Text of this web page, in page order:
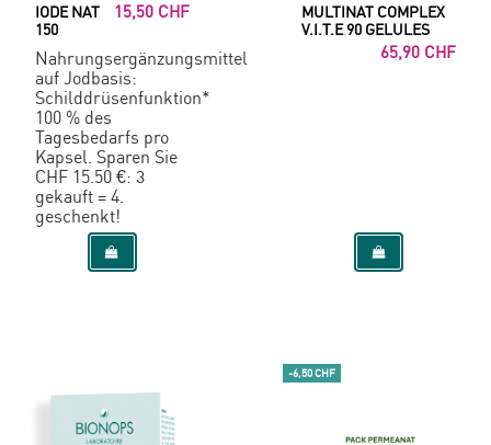
IODE NAT
150
15,50 CHF
Nahrungsergänzungsmittel
auf Jodbasis:
Schilddrüsenfunktion*
100 % des
Tagesbedarfs pro
Kapsel. Sparen Sie
CHF 15.50 €: 3
gekauft = 4.
geschenkt!
MULTINAT COMPLEX
V.I.T.E 90 GELULES
65,90 CHF
-6,50 CHF